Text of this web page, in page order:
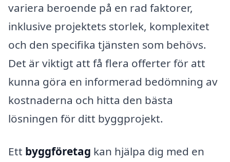
variera beroende på en rad faktorer,
inklusive projektets storlek, komplexitet
och den specifika tjänsten som behövs.
Det är viktigt att få flera offerter för att
kunna göra en informerad bedömning av
kostnaderna och hitta den bästa
lösningen för ditt byggprojekt.
Ett byggföretag kan hjälpa dig med en